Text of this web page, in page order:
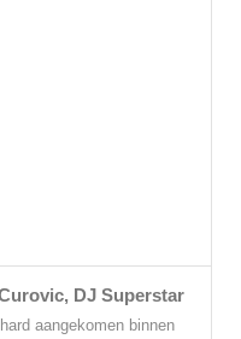
DJ Superstar
aangekomen binnen